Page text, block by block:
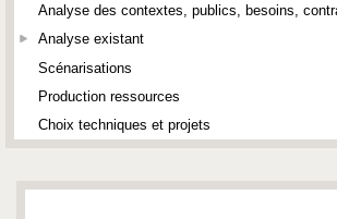
Analyse des contextes, publics, besoins,
Analyse existant
Scénarisations
Production ressources
Choix techniques et projets